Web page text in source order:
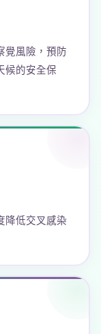
覺風險，預防
候的安全保
降低交叉感染